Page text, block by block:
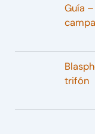
Guía
trifón